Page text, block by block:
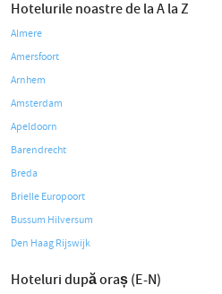
Hotelurile noastre de la A la Z
Almere
Amersfoort
Arnhem
Amsterdam
Apeldoorn
Barendrecht
Breda
Brielle Europoort
Bussum Hilversum
Den Haag Rijswijk
Hoteluri după oraș (E-N)